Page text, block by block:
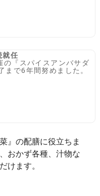
就任
の『スパイスアンバサダ
で6年間努めました。
』の配膳に役立ちま
おかず各種、汁物な
けます。